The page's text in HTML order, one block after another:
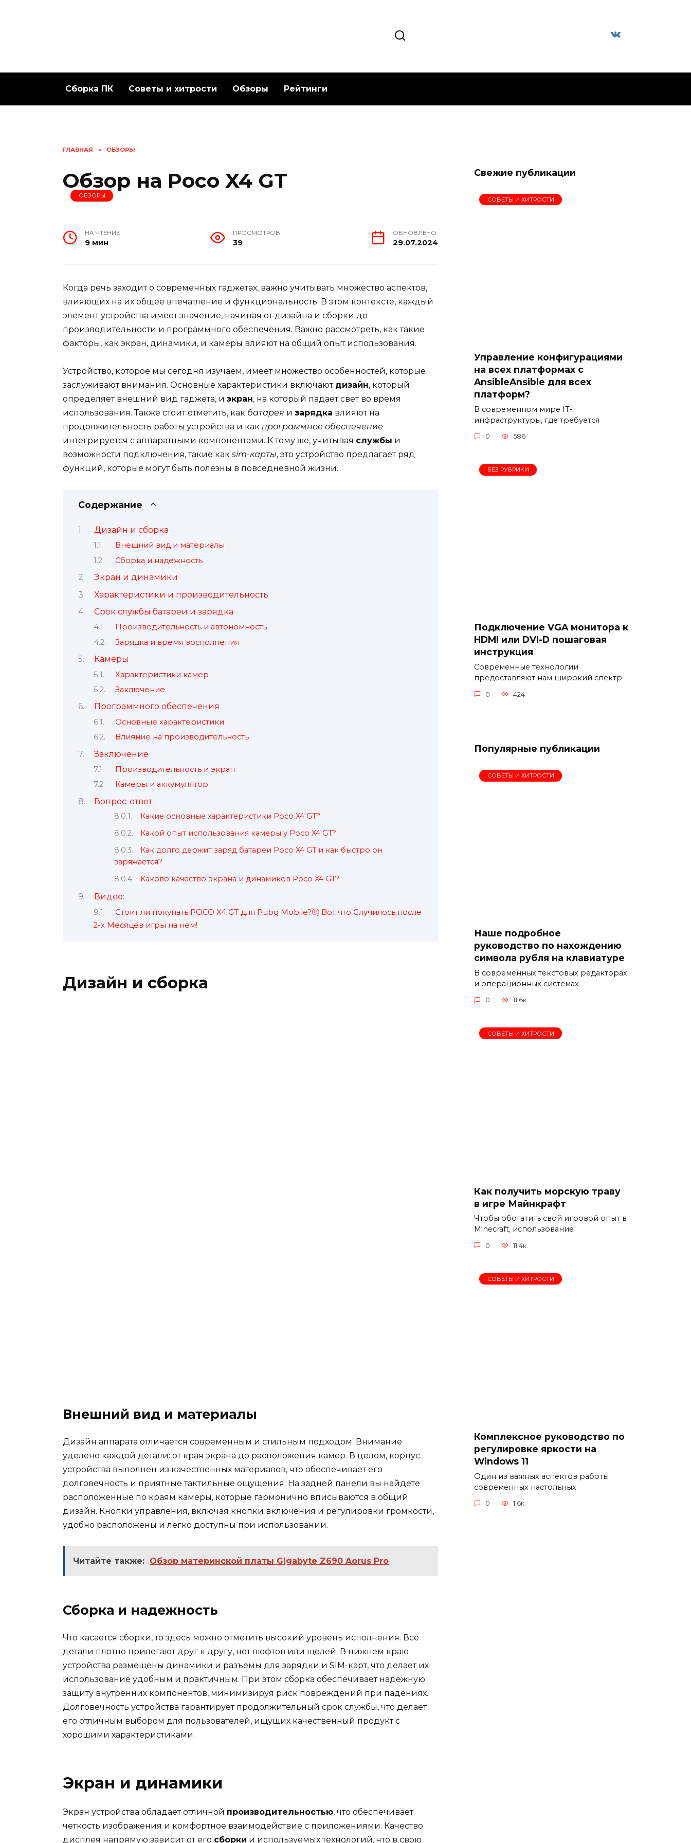
Сборка ПК Советы и хитрости Обзоры Рейтинги
ГЛАВНАЯ » ОБЗОРЫ
Обзор на Poco X4 GT
ОБЗОРЫ
НА ЧТЕНИЕ
9 мин
ПРОСМОТРОВ
39
ОБНОВЛЕНО
29.07.2024
Когда речь заходит о современных гаджетах, важно учитывать множество аспектов,
влияющих на их общее впечатление и функциональность. В этом контексте, каждый
элемент устройства имеет значение, начиная от дизайна и сборки до
производительности и программного обеспечения. Важно рассмотреть, как такие
факторы, как экран, динамики, и камеры влияют на общий опыт использования.
Устройство, которое мы сегодня изучаем, имеет множество особенностей, которые
заслуживают внимания. Основные характеристики включают дизайн, который
определяет внешний вид гаджета, и экран, на который падает свет во время
использования. Также стоит отметить, как батарея и зарядка влияют на
продолжительность работы устройства и как программное обеспечение
интегрируется с аппаратными компонентами. К тому же, учитывая службы и
возможности подключения, такие как sim-карты, это устройство предлагает ряд
функций, которые могут быть полезны в повседневной жизни.
Содержание
Дизайн и сборка
Внешний вид и материалы
Сборка и надежность
Экран и динамики
Характеристики и производительность
Срок службы батареи и зарядка
Производительность и автономность
Зарядка и время восполнения
Камеры
Характеристики камер
Заключение
Программного обеспечения
Основные характеристики
Влияние на производительность
Заключение
Производительность и экран
Камеры и аккумулятор
Вопрос-ответ:
Какие основные характеристики Poco X4 GT?
Какой опыт использования камеры у Poco X4 GT?
Как долго держит заряд батареи Poco X4 GT и как быстро он
заряжается?
Каково качество экрана и динамиков Poco X4 GT?
Видео:
Стоит ли покупать POCO X4 GT для Pubg Mobile?🤔 Вот что Случилось после
2-х Месяцев игры на нем!
Дизайн и сборка
Внешний вид и материалы
Дизайн аппарата отличается современным и стильным подходом. Внимание
уделено каждой детали: от края экрана до расположения камер. В целом, корпус
устройства выполнен из качественных материалов, что обеспечивает его
долговечность и приятные тактильные ощущения. На задней панели вы найдете
расположенные по краям камеры, которые гармонично вписываются в общий
дизайн. Кнопки управления, включая кнопки включения и регулировки громкости,
удобно расположены и легко доступны при использовании.
Читайте также: Обзор материнской платы Gigabyte Z690 Aorus Pro
Сборка и надежность
Что касается сборки, то здесь можно отметить высокий уровень исполнения. Все
детали плотно прилегают друг к другу, нет люфтов или щелей. В нижнем краю
устройства размещены динамики и разъемы для зарядки и SIM-карт, что делает их
использование удобным и практичным. При этом сборка обеспечивает надежную
защиту внутренних компонентов, минимизируя риск повреждений при падениях.
Долговечность устройства гарантирует продолжительный срок службы, что делает
его отличным выбором для пользователей, ищущих качественный продукт с
хорошими характеристиками.
Экран и динамики
Экран устройства обладает отличной производительностью, что обеспечивает
четкость изображения и комфортное взаимодействие с приложениями. Качество
дисплея напрямую зависит от его сборки и используемых технологий, что в свою
Свежие публикации
СОВЕТЫ И ХИТРОСТИ
Управление конфигурациями
на всех платформах с
AnsibleAnsible для всех
платформ?
В современном мире IT-
инфраструктуры, где требуется
0 586
БЕЗ РУБРИКИ
Подключение VGA монитора к
HDMI или DVI-D пошаговая
инструкция
Современные технологии
предоставляют нам широкий спектр
0 424
Популярные публикации
СОВЕТЫ И ХИТРОСТИ
Наше подробное
руководство по нахождению
символа рубля на клавиатуре
В современных текстовых редакторах
и операционных системах
0 11.6к.
СОВЕТЫ И ХИТРОСТИ
Как получить морскую траву
в игре Майнкрафт
Чтобы обогатить свой игровой опыт в
Minecraft, использование
0 11.4к.
СОВЕТЫ И ХИТРОСТИ
Комплексное руководство по
регулировке яркости на
Windows 11
Один из важных аспектов работы
современных настольных
0 1.6к.